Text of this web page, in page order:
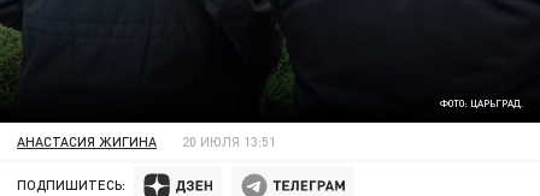
ФОТО: ЦАРЬГРАД.
АНАСТАСИЯ ЖИГИНА 20 ИЮЛЯ 13:51
ПОДПИШИТЕСЬ: